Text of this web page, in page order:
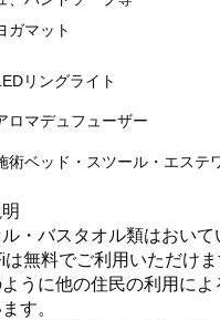
ガマット
リングライト
ロマデュフューザー
術ベッド・スツール・エステ
ル・バスタオル類はおい
は無料でご利用いただけ
うに他の住民の利用に
す。